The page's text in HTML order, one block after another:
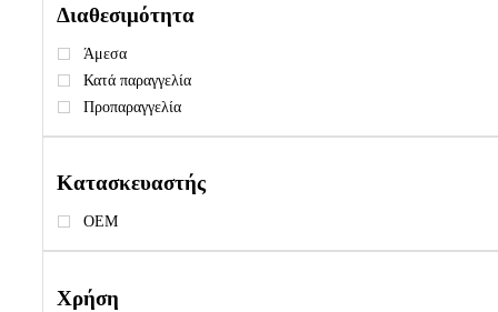
Διαθεσιμότητα
Άμεσα
Κατά παραγγελία
Προπαραγγελία
Κατασκευαστής
OEM
Χρήση